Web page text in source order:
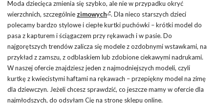
Moda dziecięca zmienia się szybko, ale nie w przypadku okryć
wierzchnich, szczególnie zimowych . Dla nieco starszych dzieci
polecamy bardzo stylowe i ciepłe kurtki puchówki – krótki model do
pasa z kapturem i ściągaczem przy rękawach i w pasie. Do
najgorętszych trendów zalicza się modele z ozdobnymi wstawkami, na
przykład z zamszu, z odblaskiem lub zdobione ciekawymi nadrukami.
W naszej ofercie znajdziesz jeden z najmodniejszych modeli, czyli
kurtkę z kwiecistymi haftami na rękawach – przepiękny model na zimę
dla dziewczyn. Jeżeli chcesz sprawdzić, co jeszcze mamy w ofercie dla
najmłodszych, do odsyłam Cię na stronę sklepu online.